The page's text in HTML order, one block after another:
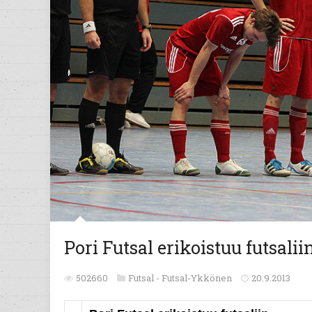
Pori Futsal erikoistuu
502660 Futsal - Futsal-Ykkönen 20.9.2013